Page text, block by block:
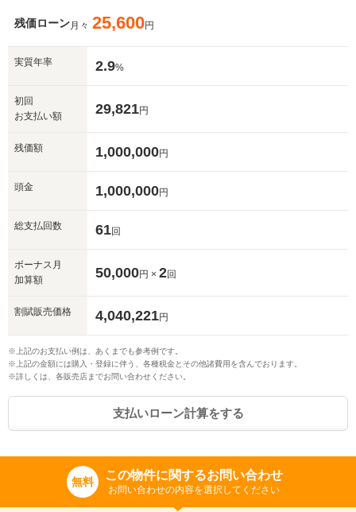
残価ローン月々 25,600円
実質年率 2.9%
初回
お支払い額
29,821円
残価額 1,000,000円
頭金 1,000,000円
総支払回数 61回
ボーナス月
加算額
50,000円 × 2回
割賦販売価格 4,040,221円
※上記のお支払い例は、あくまでも参考例です。
※上記の金額には購入・登録に伴う、各種税金とその他諸費用を含んでおります。
※詳しくは、各販売店までお問い合わせください。
支払いローン計算をする
無料 この物件に関するお問い合わせ
お問い合わせの内容を選択してください